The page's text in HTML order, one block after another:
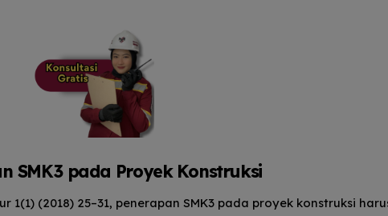
SMK3 pada Proyek Konstruksi
(2018) 25–31, penerapan SMK3 pada proyek konstruksi